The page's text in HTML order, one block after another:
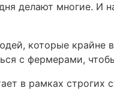
делают многие. И
которые крайне
с фермерами,
в рамках строгих